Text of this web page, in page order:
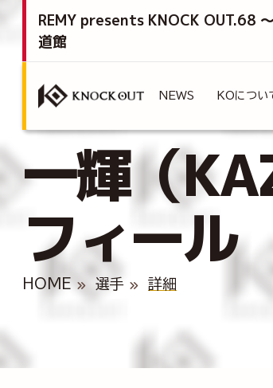
REMY presents KNOCK OUT.68
道館
NEWS KOについ
一輝（
フィール
HOME 選手 詳細